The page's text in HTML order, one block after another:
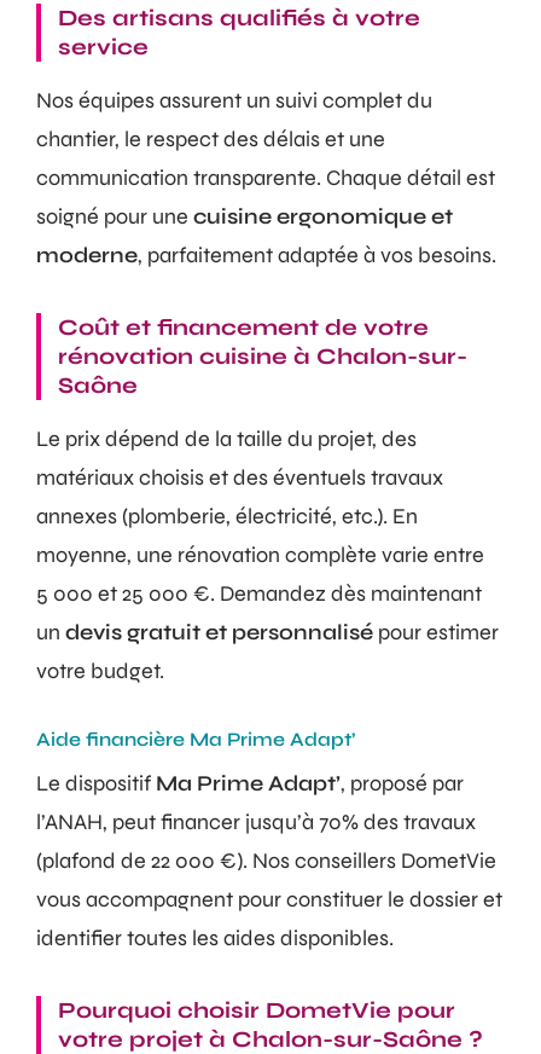
Des artisans qualifiés à votre
service
Nos équipes assurent un suivi complet du
chantier, le respect des délais et une
communication transparente. Chaque détail est
soigné pour une cuisine ergonomique et
moderne, parfaitement adaptée à vos besoins.
Coût et financement de votre
rénovation cuisine à Chalon-sur-
Saône
Le prix dépend de la taille du projet, des
matériaux choisis et des éventuels travaux
annexes (plomberie, électricité, etc.). En
moyenne, une rénovation complète varie entre
5 000 et 25 000 €. Demandez dès maintenant
un devis gratuit et personnalisé pour estimer
votre budget.
Aide financière Ma Prime Adapt’
Le dispositif Ma Prime Adapt’, proposé par
l’ANAH, peut financer jusqu’à 70% des travaux
(plafond de 22 000 €). Nos conseillers DometVie
vous accompagnent pour constituer le dossier et
identifier toutes les aides disponibles.
Pourquoi choisir DometVie pour
votre projet à Chalon-sur-Saône ?